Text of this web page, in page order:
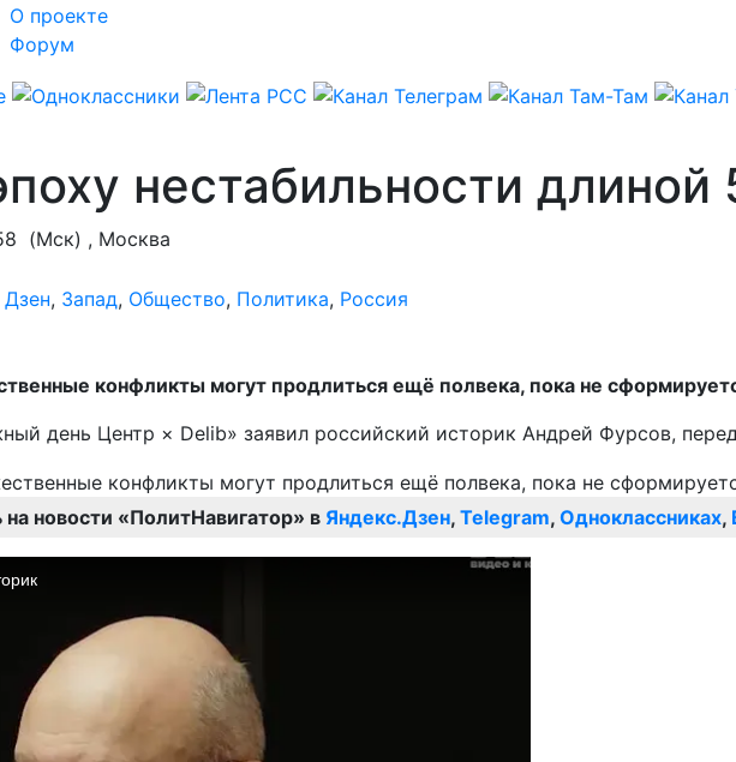
О проекте
Форум
нестабильности длиной
(Мск) , Москва
Дзен, Запад, Общество, Политика, Россия
конфликты могут продлиться ещё полвека, пока не
день Центр × Delib» заявил российский историк Андрей Фурсов,
новости «ПолитНавигатор» в Яндекс.Дзен, Telegram, Одноклассниках,